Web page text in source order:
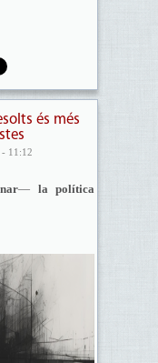
és més
11:12
—la política